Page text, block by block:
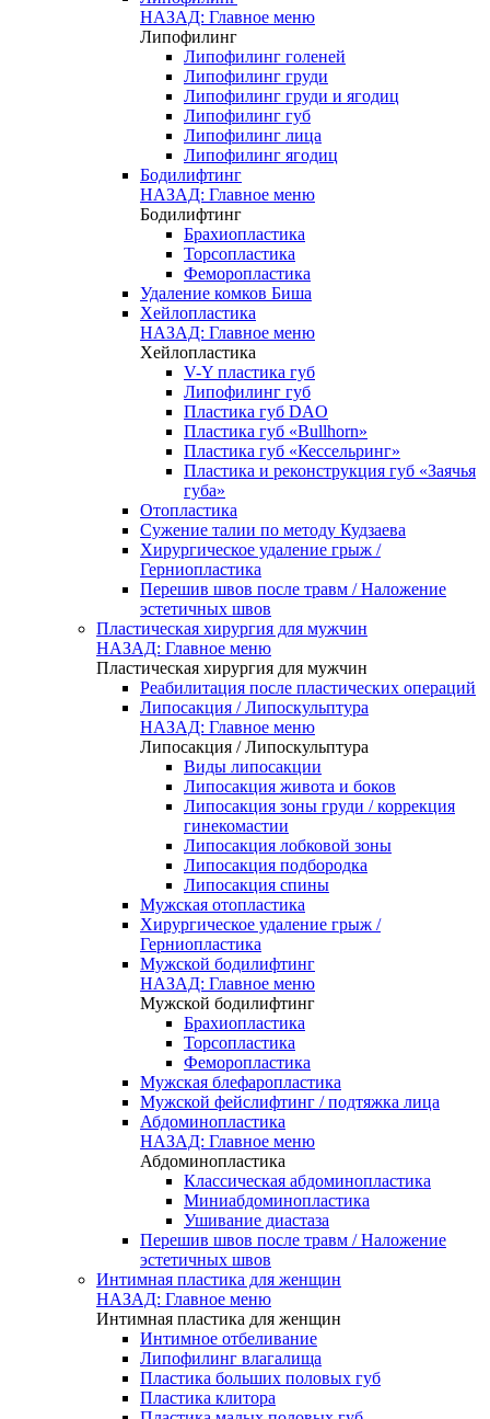
НАЗАД: Главное меню
Липофилинг
Липофилинг голеней
Липофилинг груди
Липофилинг груди и ягодиц
Липофилинг губ
Липофилинг лица
Липофилинг ягодиц
Бодилифтинг
НАЗАД: Главное меню
Бодилифтинг
Брахиопластика
Торсопластика
Феморопластика
Удаление комков Биша
Хейлопластика
НАЗАД: Главное меню
Хейлопластика
V-Y пластика губ
Липофилинг губ
Пластика губ DAO
Пластика губ «Bullhorn»
Пластика губ «Кессельринг»
Пластика и реконструкция губ «Заячья
губа»
Отопластика
Сужение талии по методу Кудзаева
Хирургическое удаление грыж /
Герниопластика
Перешив швов после травм / Наложение
эстетичных швов
Пластическая хирургия для мужчин
НАЗАД: Главное меню
Пластическая хирургия для мужчин
Реабилитация после пластических операций
Липосакция / Липоскульптура
НАЗАД: Главное меню
Липосакция / Липоскульптура
Виды липосакции
Липосакция живота и боков
Липосакция зоны груди / коррекция
гинекомастии
Липосакция лобковой зоны
Липосакция подбородка
Липосакция спины
Мужская отопластика
Хирургическое удаление грыж /
Герниопластика
Мужской бодилифтинг
НАЗАД: Главное меню
Мужской бодилифтинг
Брахиопластика
Торсопластика
Феморопластика
Мужская блефаропластика
Мужской фейслифтинг / подтяжка лица
Абдоминопластика
НАЗАД: Главное меню
Абдоминопластика
Классическая абдоминопластика
Миниабдоминопластика
Ушивание диастаза
Перешив швов после травм / Наложение
эстетичных швов
Интимная пластика для женщин
НАЗАД: Главное меню
Интимная пластика для женщин
Интимное отбеливание
Липофилинг влагалища
Пластика больших половых губ
Пластика клитора